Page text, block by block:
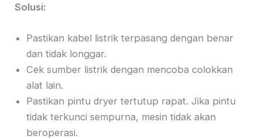
Solusi:
Pastikan kabel listrik terpasang dengan benar
dan tidak longgar.
Cek sumber listrik dengan mencoba colokkan
alat lain.
Pastikan pintu dryer tertutup rapat. Jika pintu
tidak terkunci sempurna, mesin tidak akan
beroperasi.